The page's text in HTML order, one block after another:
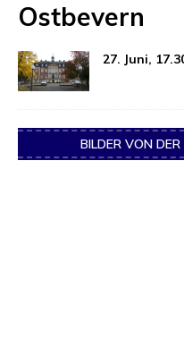
Ostbevern
27. Juni,
BILDER VON